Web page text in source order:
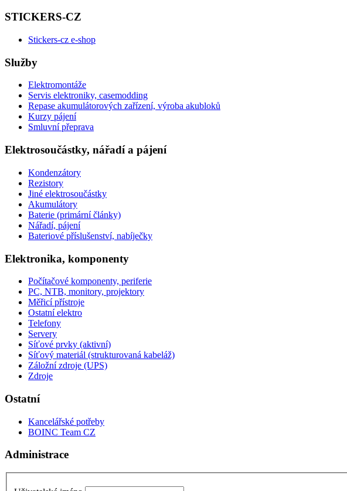
STICKERS-CZ
Stickers-cz e-shop
Služby
Elektromontáže
Servis elektroniky, casemodding
Repase akumulátorových zařízení, výroba akubloků
Kurzy pájení
Smluvní přeprava
Elektrosoučástky, nářadí a pájení
Kondenzátory
Rezistory
Jiné elektrosoučástky
Akumulátory
Baterie (primární články)
Nářadí, pájení
Bateriové příslušenství, nabíječky
Elektronika, komponenty
Počítačové komponenty, periferie
PC, NTB, monitory, projektory
Měřicí přístroje
Ostatní elektro
Telefony
Servery
Síťové prvky (aktivní)
Síťový materiál (strukturovaná kabeláž)
Záložní zdroje (UPS)
Zdroje
Ostatní
Kancelářské potřeby
BOINC Team CZ
Administrace